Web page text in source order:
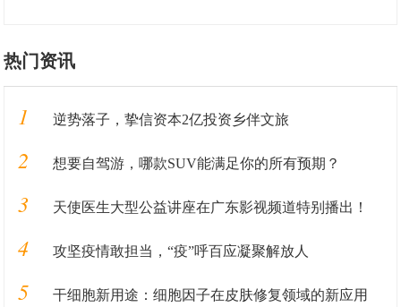
热门资讯
1 逆势落子，挚信资本2亿投资乡伴文旅
2 想要自驾游，哪款SUV能满足你的所有预期？
3 天使医生大型公益讲座在广东影视频道特别播出！
4 攻坚疫情敢担当，“疫”呼百应凝聚解放人
5 干细胞新用途：细胞因子在皮肤修复领域的新应用